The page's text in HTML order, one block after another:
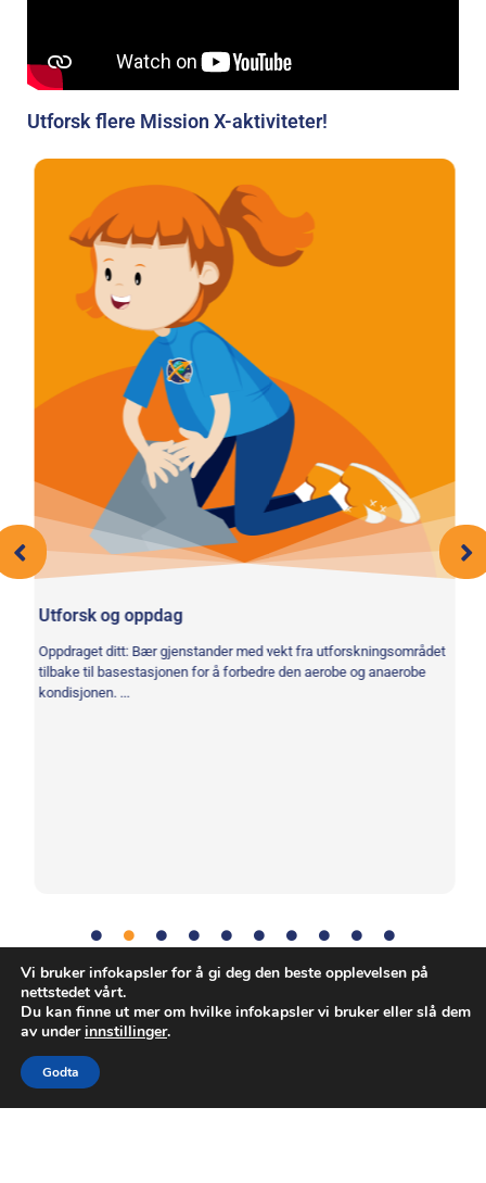
Utforsk flere Mission X-aktiviteter!
Utforsk og oppdag
Oppdraget ditt: Bær gjenstander med vekt fra utforskningsområdet
tilbake til basestasjonen for å forbedre den aerobe og anaerobe
kondisjonen. ...
Tag: Balanse,Utholdenhet,Fysisk aktivitet, Styrke
Vi bruker infokapsler for å gi deg den beste opplevelsen på
nettstedet vårt.
Du kan finne ut mer om hvilke infokapsler vi bruker eller slå dem
av underinnstillinger.
Godta